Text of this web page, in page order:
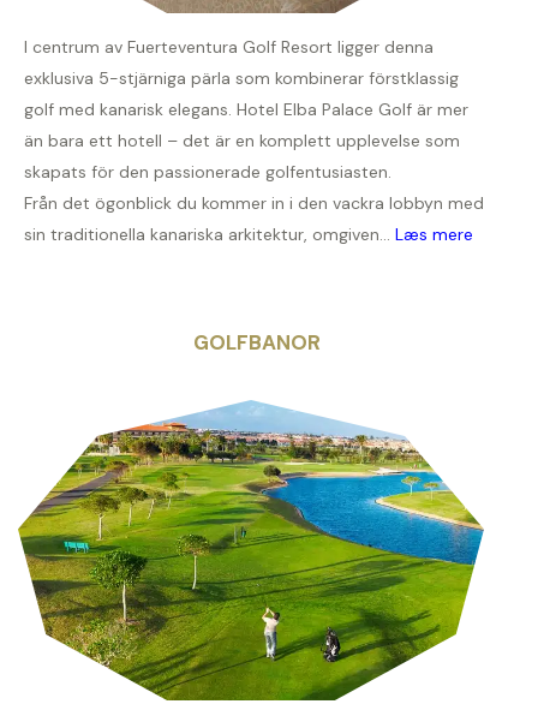
I centrum av Fuerteventura Golf Resort ligger denna
exklusiva 5-stjärniga pärla som kombinerar förstklassig
golf med kanarisk elegans. Hotel Elba Palace Golf är mer
än bara ett hotell – det är en komplett upplevelse som
skapats för den passionerade golfentusiasten.
Från det ögonblick du kommer in i den vackra lobbyn med
sin traditionella kanariska arkitektur, omgiven... Læs mere
GOLFBANOR